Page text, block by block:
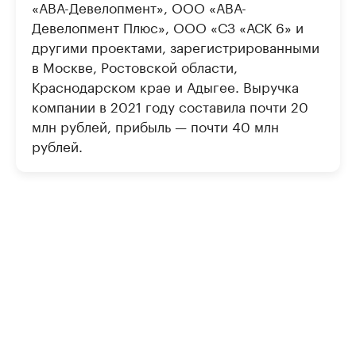
«АВА-Девелопмент», ООО «АВА-
Девелопмент Плюс», ООО «СЗ «АСК 6» и
другими проектами, зарегистрированными
в Москве, Ростовской области,
Краснодарском крае и Адыгее. Выручка
компании в 2021 году составила почти 20
млн рублей, прибыль — почти 40 млн
рублей.